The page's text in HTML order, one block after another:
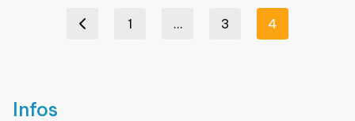
Seitennummerierung
1 … 3 4
Infos